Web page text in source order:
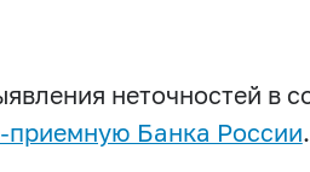
неточностей в
приемную Банка России.